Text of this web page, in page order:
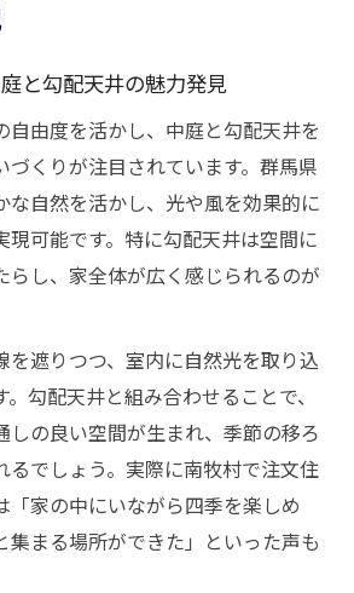
と勾配天井の魅力発見
自由度を活かし、中庭と勾配天井を
づくりが注目されています。群馬県
な自然を活かし、光や風を効果的に
現可能です。特に勾配天井は空間に
らし、家全体が広く感じられるのが
を遮りつつ、室内に自然光を取り込
勾配天井と組み合わせることで、
しの良い空間が生まれ、季節の移ろ
るでしょう。実際に南牧村で注文住
「家の中にいながら四季を楽しめ
集まる場所ができた」といった声も